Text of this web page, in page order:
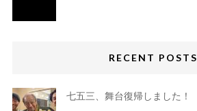
RECENT POSTS
七五三、舞台復帰しました！